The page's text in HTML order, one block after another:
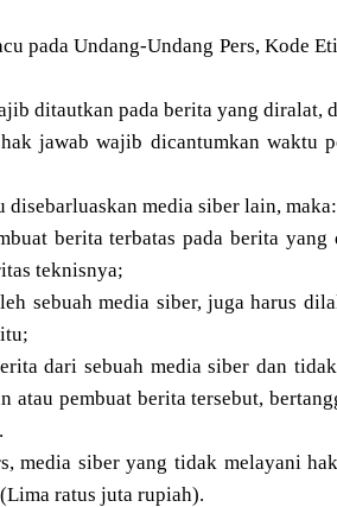
pada Undang-Undang Pers, Kode
ditautkan pada berita yang diralat,
jawab wajib dicantumkan waktu
media siber lain, maka:
berita terbatas pada berita
teknisnya;
sebuah media siber, juga harus
dari sebuah media siber dan
pembuat berita tersebut,
media siber yang tidak melayani
ratus juta rupiah).